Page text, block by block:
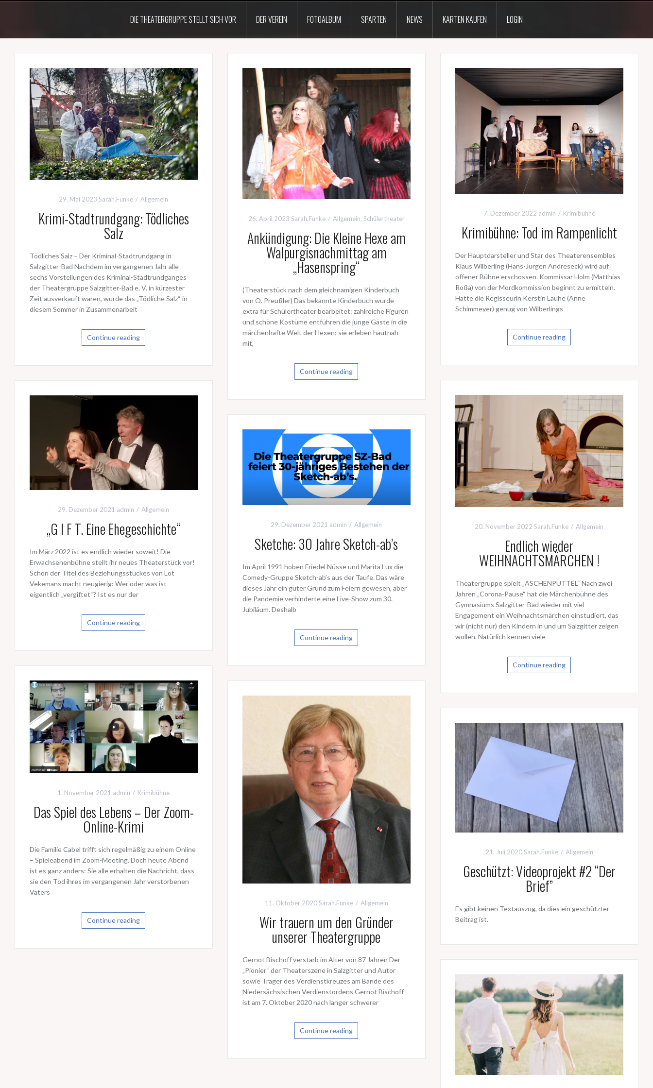
DIE THEATERGRUPPE STELLT SICH VOR DER VEREIN FOTOALBUM SPARTEN NEWS KARTEN KAUFEN LOGIN
29. Mai 2023 Sarah.Funke Allgemein
Krimi-Stadtrundgang: Tödliches
Salz
Tödliches Salz – Der Kriminal-Stadtrundgang in
Salzgitter-Bad Nachdem im vergangenen Jahr alle
sechs Vorstellungen des Kriminal-Stadtrundganges
der Theatergruppe Salzgitter-Bad e. V. in kürzester
Zeit ausverkauft waren, wurde das „Tödliche Salz“ in
diesem Sommer in Zusammenarbeit
Continue reading
26. April 2023 Sarah.Funke Allgemein, Schülertheater
Ankündigung: Die Kleine Hexe am
Walpurgisnachmittag am
„Hasenspring“
(Theaterstück nach dem gleichnamigen Kinderbuch
von O. Preußler) Das bekannte Kinderbuch wurde
extra für Schülertheater bearbeitet: zahlreiche Figuren
und schöne Kostüme entführen die junge Gäste in die
märchenhafte Welt der Hexen; sie erleben hautnah
mit,
Continue reading
7. Dezember 2022 admin Krimibühne
Krimibühne: Tod im Rampenlicht
Der Hauptdarsteller und Star des Theaterensembles
Klaus Wilberling (Hans-Jürgen Andreseck) wird auf
offener Bühne erschossen. Kommissar Holm (Matthias
Roßa) von der Mordkommission beginnt zu ermitteln.
Hatte die Regisseurin Kerstin Lauhe (Anne
Schimmeyer) genug von Wilberlings
Continue reading
20. November 2022 Sarah.Funke Allgemein
Endlich wieder
WEIHNACHTSMÄRCHEN !
Theatergruppe spielt „ASCHENPUTTEL“ Nach zwei
Jahren „Corona-Pause“ hat die Märchenbühne des
Gymnasiums Salzgitter-Bad wieder mit viel
Engagement ein Weihnachtsmärchen einstudiert, das
wir (nicht nur) den Kindern in und um Salzgitter zeigen
wollen. Natürlich kennen viele
Continue reading
29. Dezember 2021 admin Allgemein
„G I F T. Eine Ehegeschichte“
Im März 2022 ist es endlich wieder soweit! Die
Erwachsenenbühne stellt ihr neues Theaterstück vor!
Schon der Titel des Beziehungsstückes von Lot
Vekemans macht neugierig: Wer oder was ist
eigentlich „vergiftet“? Ist es nur der
Continue reading
29. Dezember 2021 admin Allgemein
Sketche: 30 Jahre Sketch-ab’s
Im April 1991 hoben Friedel Nüsse und Marita Lux die
Comedy-Gruppe Sketch-ab’s aus der Taufe. Das wäre
dieses Jahr ein guter Grund zum Feiern gewesen, aber
die Pandemie verhinderte eine Live-Show zum 30.
Jubiläum. Deshalb
Continue reading
1. November 2021 admin Krimibühne
Das Spiel des Lebens – Der Zoom-
Online-Krimi
Die Familie Cabel trifft sich regelmäßig zu einem Online
– Spieleabend im Zoom-Meeting. Doch heute Abend
ist es ganz anders: Sie alle erhalten die Nachricht, dass
sie den Tod ihres im vergangenen Jahr verstorbenen
Vaters
Continue reading
11. Oktober 2020Sarah.Funke Allgemein
Wir trauern um den Gründer
unserer Theatergruppe
Gernot Bischoff verstarb im Alter von 87 Jahren Der
„Pionier“ der Theaterszene in Salzgitter und Autor
sowie Träger des Verdienstkreuzes am Bande des
Niedersächsischen Verdienstordens Gernot Bischoff
ist am 7. Oktober 2020 nach langer schwerer
Continue reading
21. Juli 2020Sarah.Funke Allgemein
Geschützt: Videoprojekt #2 “Der
Brief”
Es gibt keinen Textauszug, da dies ein geschützter
Beitrag ist.